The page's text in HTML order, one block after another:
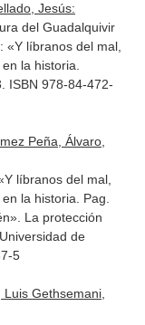
Jesús:
del Guadalquivir
«Y líbranos del mal,
la historia
ISBN 978-84-472-
Peña, Álvaro,
líbranos del mal,
la historia. Pag.
La protección
Universidad de
5
Gethsemani,